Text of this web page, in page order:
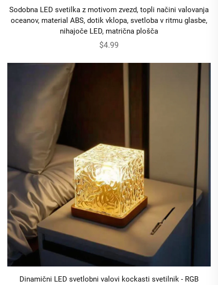
Sodobna LED svetilka z motivom zvezd, topli načini valovanja
oceanov, material ABS, dotik vklopa, svetloba v ritmu glasbe,
nihajoče LED, matrična plošča
$4.99
Dinamični LED svetlobni valovi kockasti svetilnik - RGB